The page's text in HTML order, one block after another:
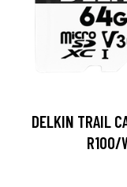
DELKIN TRAIL
R100/